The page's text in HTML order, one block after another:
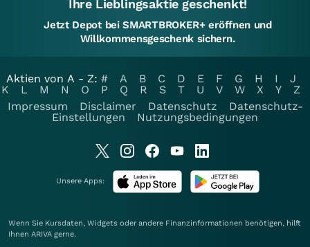
Ihre Lieblingsaktie geschenkt!
Jetzt Depot bei SMARTBROKER+ eröffnen und
Willkommensgeschenk sichern.
Aktien von A - Z: # A B C D E F G H I
J
K
L M N O P Q R S T U V W X Y
Z
Impressum
Disclaimer Datenschutz
Datenschutz-
Einstellungen
Nutzungsbedingungen
Unsere Apps:
Wenn Sie Kursdaten, Widgets oder andere Finanzinformationen benötigen, hilft
Ihnen ARIVA gerne.